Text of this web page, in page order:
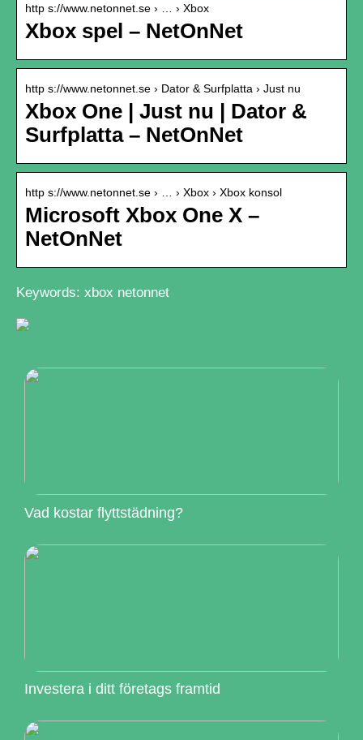
http s://www.netonnet.se › … › Xbox
Xbox spel – NetOnNet
http s://www.netonnet.se › Dator & Surfplatta › Just nu
Xbox One | Just nu | Dator &
Surfplatta – NetOnNet
http s://www.netonnet.se › … › Xbox › Xbox konsol
Microsoft Xbox One X –
NetOnNet
Keywords: xbox netonnet
Vad kostar flyttstädning?
Investera i ditt företags framtid